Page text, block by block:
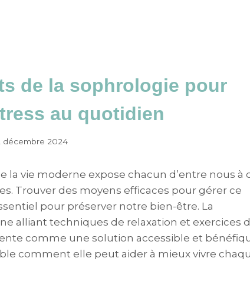
de la sophrologie pour
au quotidien
décembre 2024
la vie moderne expose chacun d’entre nous à
Trouver des moyens efficaces pour gérer ce
pour préserver notre bien-être. La
alliant techniques de relaxation et exercices
comme une solution accessible et
comment elle peut aider à mieux vivre